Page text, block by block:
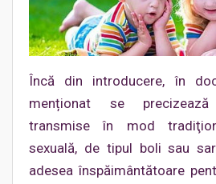
Încă din introducere, în
menționat se
transmise în mod
sexuală, de tipul boli sau
adesea înspăimântătoare